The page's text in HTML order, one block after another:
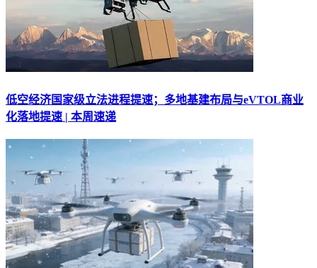
低空经济国家级立法进程提速；多地基建布局与eVTOL商业
化落地提速 | 本周速递